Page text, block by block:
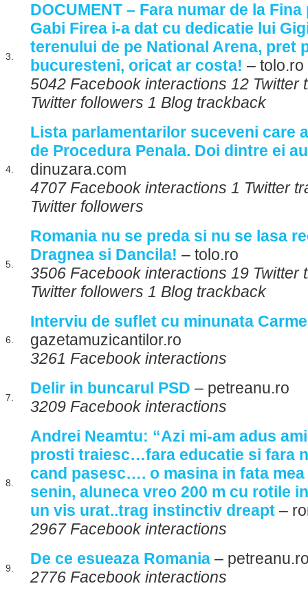
3.
DOCUMENT – Fara numar de la Fina
Gabi Firea i-a dat cu dedicatie lui
terenului de pe National Arena, pret
bucuresteni, oricat ar costa! – tolo.ro
5042 Facebook interactions 12 Twitter
Twitter followers 1 Blog trackback
4.
Lista parlamentarilor suceveni care
de Procedura Penala. Doi dintre ei
dinuzara.com
4707 Facebook interactions 1 Twitter
Twitter followers
5.
Romania nu se preda si nu se lasa
Dragnea si Dancila! – tolo.ro
3506 Facebook interactions 19 Twitter
Twitter followers 1 Blog trackback
6.
Interviu de suflet cu minunata
gazetamuzicantilor.ro
3261 Facebook interactions
7.
Delir in buncarul PSD – petreanu.ro
3209 Facebook interactions
8.
Andrei Neamtu: “Azi mi-am adus
prosti traiesc…fara educatie si fara
cand pasesc…. o masina in fata
senin, aluneca vreo 200 m cu rotile
un vis urat..trag instinctiv dreapt –
2967 Facebook interactions
9.
De ce esueaza Romania –
2776 Facebook interactions